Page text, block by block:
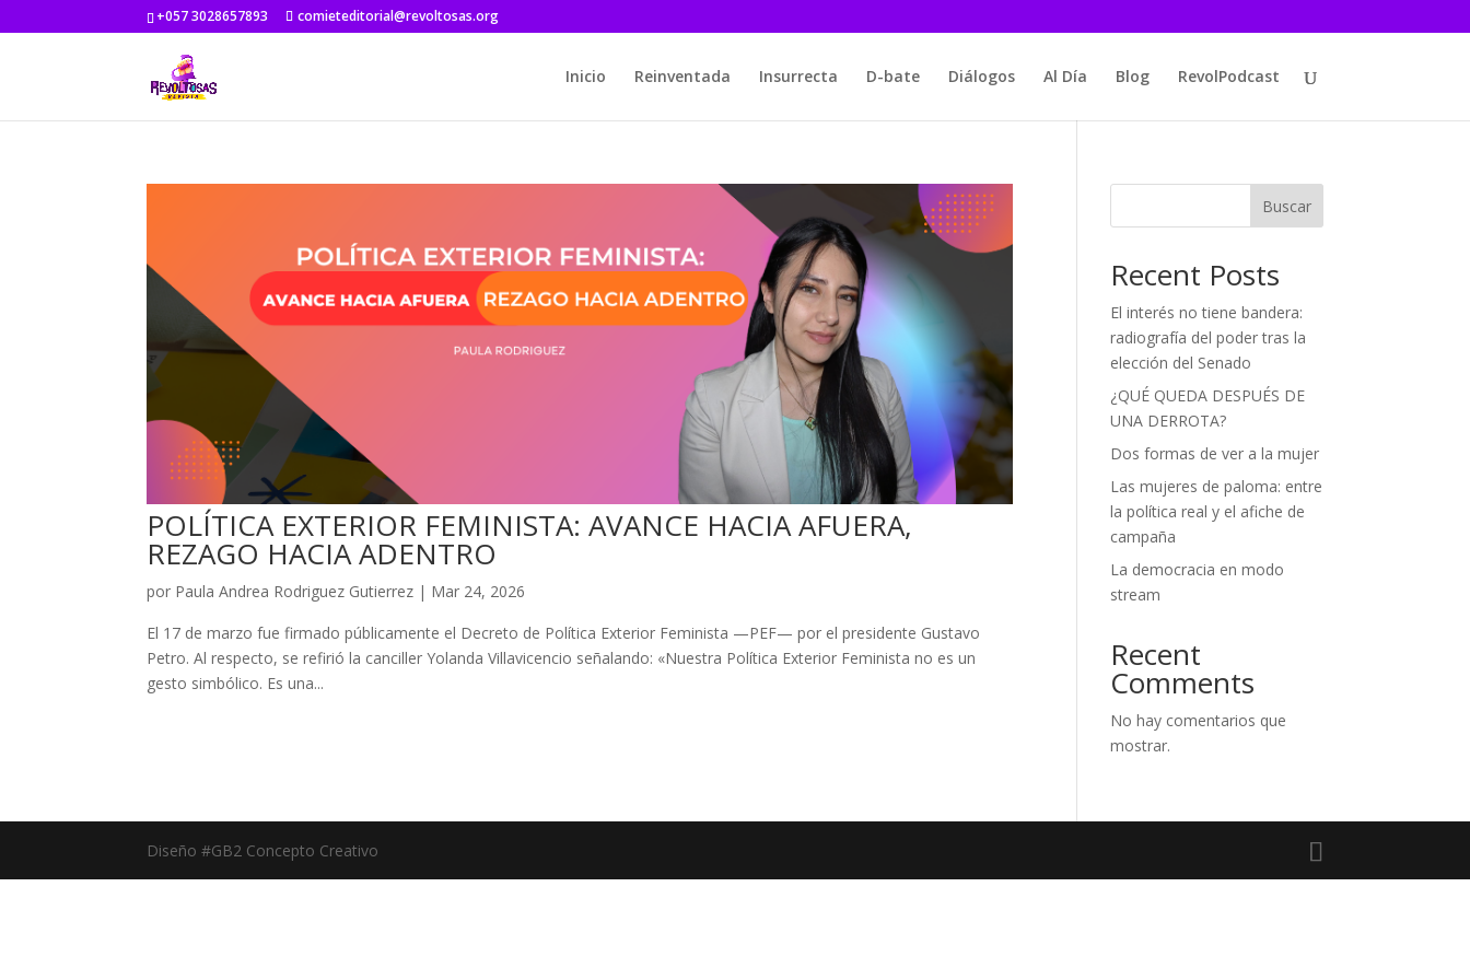
+057 3028657893 comieteditorial@revoltosas.org
Inicio Reinventada Insurrecta D-bate Diálogos Al Día Blog RevolPodcast
POLÍTICA EXTERIOR FEMINISTA: AVANCE HACIA AFUERA,
REZAGO HACIA ADENTRO
por Paula Andrea Rodriguez Gutierrez | Mar 24, 2026
El 17 de marzo fue firmado públicamente el Decreto de Política Exterior Feminista —PEF— por el presidente Gustavo
Petro. Al respecto, se refirió la canciller Yolanda Villavicencio señalando: «Nuestra Política Exterior Feminista no es un
gesto simbólico. Es una...
Buscar
Recent Posts
El interés no tiene bandera:
radiografía del poder tras la
elección del Senado
¿QUÉ QUEDA DESPUÉS DE
UNA DERROTA?
Dos formas de ver a la mujer
Las mujeres de paloma: entre
la política real y el afiche de
campaña
La democracia en modo
stream
Recent
Comments
No hay comentarios que
mostrar.
Diseño #GB2 Concepto Creativo